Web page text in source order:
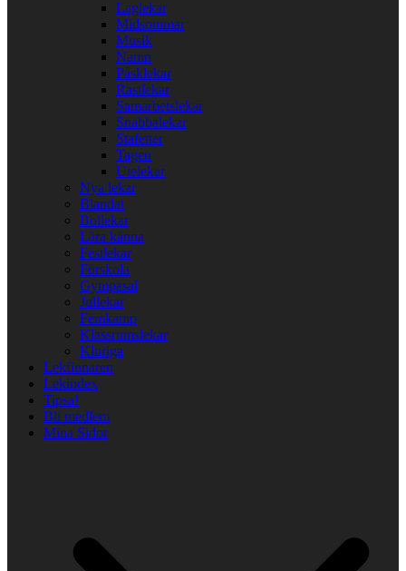
Laglekar
Midsommar
Musik
Namn
Påsklekar
Rastlekar
Samarbetslekar
Snabbalekar
Stafetter
Tagen
Utelekar
Nya lekar
Blandat
Bollekar
Lära känna
Festlekar
Förskola
Gympasal
Jullekar
Femkamp
Klassrumslekar
Kluriga
Lekfinnaren
Lekindex
Tipsa!
Bli medlem
Mina Sidor